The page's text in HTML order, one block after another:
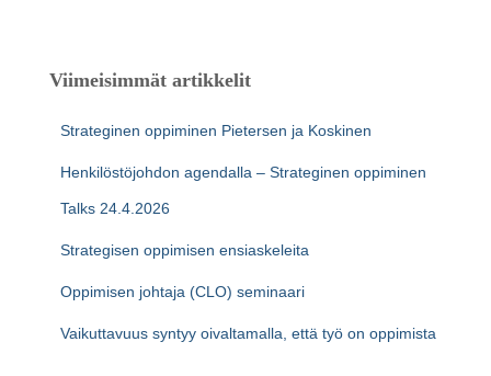
Viimeisimmät artikkelit
Strateginen oppiminen Pietersen ja Koskinen
Henkilöstöjohdon agendalla – Strateginen oppiminen
Talks 24.4.2026
Strategisen oppimisen ensiaskeleita
Oppimisen johtaja (CLO) seminaari
Vaikuttavuus syntyy oivaltamalla, että työ on oppimista